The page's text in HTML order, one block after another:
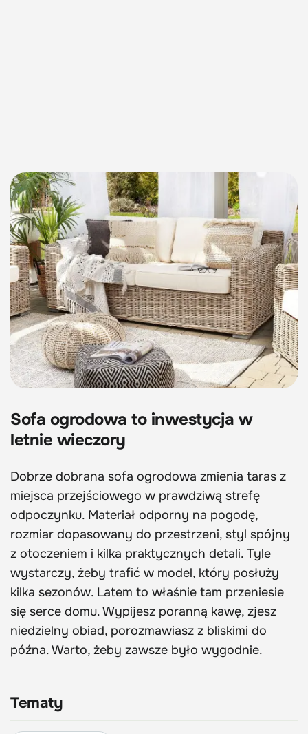
Sofa ogrodowa to inwestycja w
letnie wieczory
Dobrze dobrana sofa ogrodowa zmienia taras z
miejsca przejściowego w prawdziwą strefę
odpoczynku. Materiał odporny na pogodę,
rozmiar dopasowany do przestrzeni, styl spójny
z otoczeniem i kilka praktycznych detali. Tyle
wystarczy, żeby trafić w model, który posłuży
kilka sezonów. Latem to właśnie tam przeniesie
się serce domu. Wypijesz poranną kawę, zjesz
niedzielny obiad, porozmawiasz z bliskimi do
późna. Warto, żeby zawsze było wygodnie.
Tematy